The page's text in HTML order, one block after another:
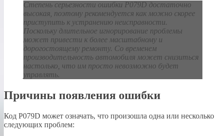
Степень серьезности ошибки P079D достаточно
высокая, поэтому рекомендуется как можно скорее
приступить к устранению неисправности.
Поскольку длительное игнорирование проблемы
может привести к более масштабному и
дорогостоящему ремонту. Со временем
производительность автомобиля может снизиться
настолько, что им просто невозможно будет
управлять.
Причины появления ошибки
Код P079D может означать, что произошла одна или несколько
следующих проблем: